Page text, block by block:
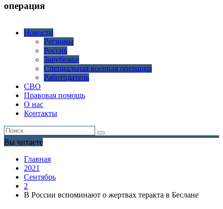
операция
Новости
Регионы
Россия
Зарубежье
Специальная военная операция
Работодатель
СВО
Правовая помощь
О нас
Контакты
Вы читаете
Главная
2021
Сентябрь
2
В России вспоминают о жертвах теракта в Беслане